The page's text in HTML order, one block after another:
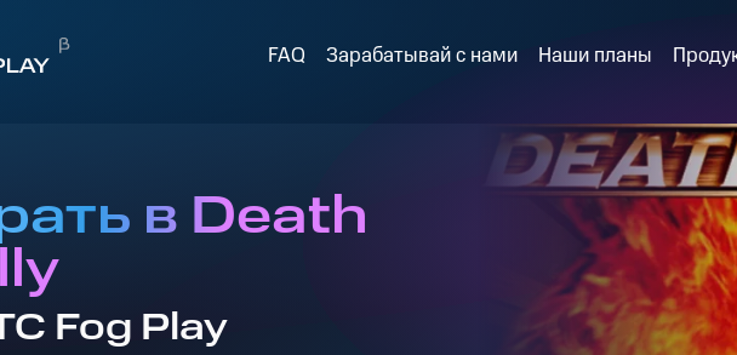
FAQ Зарабатывай с нами Наши планы
в Death
Fog Play